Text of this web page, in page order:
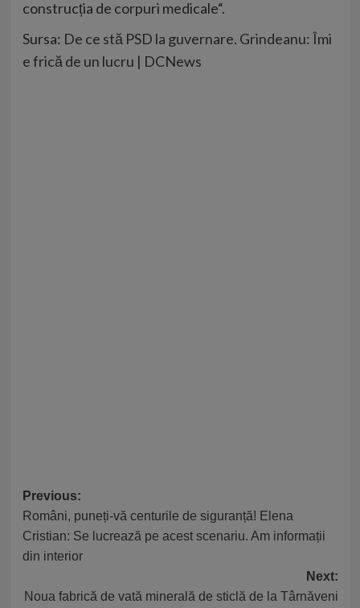
construcția de corpuri medicale“.
Sursa: De ce stă PSD la guvernare. Grindeanu: Îmi
e frică de un lucru | DCNews
Post
navigation
Previous:
Români, puneți-vă centurile de siguranță! Elena
Cristian: Se lucrează pe acest scenariu. Am informații
din interior
Next:
Noua fabrică de vată minerală de sticlă de la Târnăveni